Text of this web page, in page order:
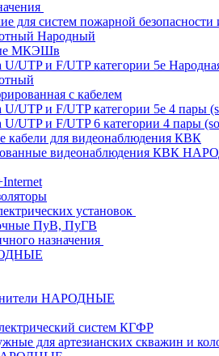
для систем пожарной безопасности
Народный
МКЭШв
U/UTP и F/UTP категории 5е
с кабелем
U/UTP и F/UTP категории 5e 4 пары
U/UTP и F/UTP 6 категории 4 пары
кабели для видеонаблюдения КВК
видеонаблюдения КВК
установок
ПуВ, ПуГВ
назначения
НАРОДНЫЕ
систем КГФР
для артезианских скважин и